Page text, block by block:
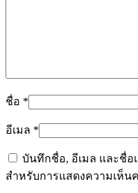
ชื่อ *
อีเมล *
บันทึกชื่อ, อีเมล และชื่อ
สำหรับการแสดงความเห็น